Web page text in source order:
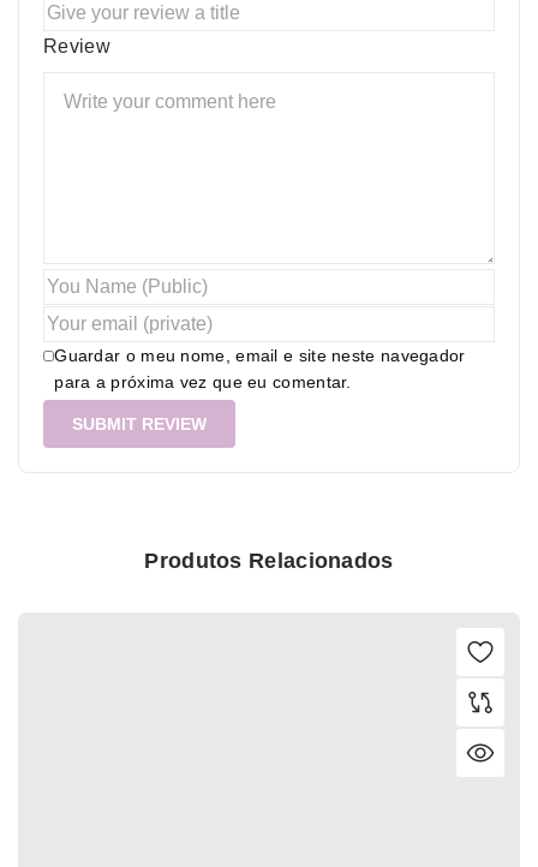
Review
Guardar o meu nome, email e site neste navegador
para a próxima vez que eu comentar.
Produtos Relacionados